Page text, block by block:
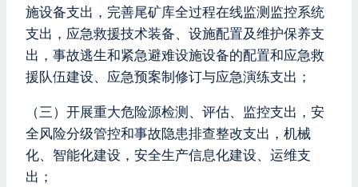
施设备支出，完善尾矿库全过程在线监测监控系统
支出，应急救援技术装备、设施配置及维护保养支
出，事故逃生和紧急避难设施设备的配置和应急救
援队伍建设、应急预案制修订与应急演练支出；
（三）开展重大危险源检测、评估、监控支出，安
全风险分级管控和事故隐患排查整改支出，机械
化、智能化建设，安全生产信息化建设、运维支
出；